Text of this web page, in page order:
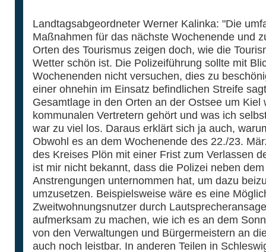
Landtagsabgeordneter Werner Kalinka: "Die
Maßnahmen für das nächste Wochenende und
Orten des Tourismus zeigen doch, wie die
Wetter schön ist. Die Polizeiführung sollte mit
Wochenenden nicht versuchen, dies zu
einer ohnehin im Einsatz befindlichen Streife
Gesamtlage in den Orten an der Ostsee um Kiel
kommunalen Vertretern gehört und was ich
war zu viel los. Daraus erklärt sich ja auch,
Obwohl es an dem Wochenende des 22./23.
des Kreises Plön mit einer Frist zum Verlassen
ist mir nicht bekannt, dass die Polizei neben
Anstrengungen unternommen hat, um dazu
umzusetzen. Beispielsweise wäre es eine
Zweitwohnungsnutzer durch
aufmerksam zu machen, wie ich es an dem
von den Verwaltungen und Bürgermeistern an
auch noch leistbar. In anderen Teilen in